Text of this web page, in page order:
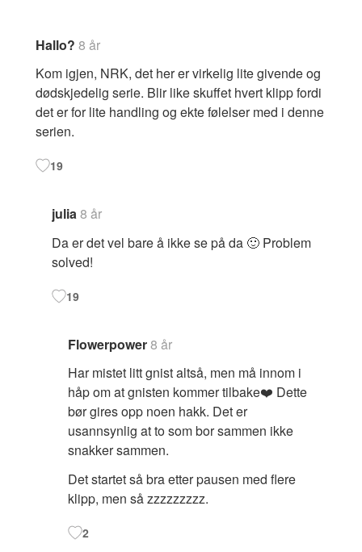
Hallo? 8 år
Kom igjen, NRK, det her er virkelig lite givende og
dødskjedelig serie. Blir like skuffet hvert klipp fordi
det er for lite handling og ekte følelser med i denne
serien.
19
julia8 år
Da er det vel bare å ikke se på da 🙂 Problem
solved!
19
Flowerpower8 år
Har mistet litt gnist altså, men må innom i
håp om at gnisten kommer tilbake❤️ Dette
bør gires opp noen hakk. Det er
usannsynlig at to som bor sammen ikke
snakker sammen.
Det startet så bra etter pausen med flere
klipp, men så zzzzzzzzz.
2